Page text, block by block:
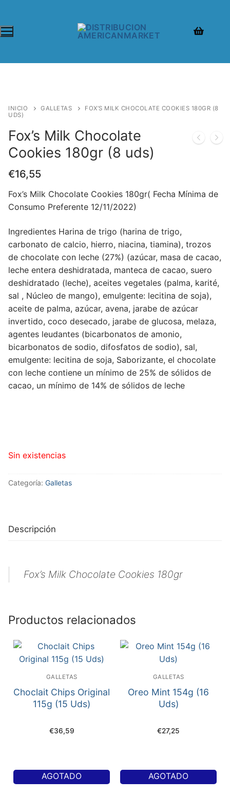
contenido
INICIO GALLETAS
FOX’S MILK CHOCOLATE COOKIES 180GR (8
UDS)
Fox’s Milk Chocolate
Cookies 180gr (8 uds)
€16,55
Fox’s Milk Chocolate Cookies 180gr( Fecha Mínima de
Consumo Preferente 12/11/2022)
Ingredientes Harina de trigo (harina de trigo,
carbonato de calcio, hierro, niacina, tiamina), trozos
de chocolate con leche (27%) (azúcar, masa de cacao,
leche entera deshidratada, manteca de cacao, suero
deshidratado (leche), aceites vegetales (palma, karité,
sal , Núcleo de mango), emulgente: lecitina de soja),
aceite de palma, azúcar, avena, jarabe de azúcar
invertido, coco desecado, jarabe de glucosa, melaza,
agentes leudantes (bicarbonatos de amonio,
bicarbonatos de sodio, difosfatos de sodio), sal,
emulgente: lecitina de soja, Saborizante, el chocolate
con leche contiene un mínimo de 25% de sólidos de
cacao, un mínimo de 14% de sólidos de leche
Sin existencias
Categoría: Galletas
Descripción
Fox’s Milk Chocolate Cookies 180gr
Productos relacionados
GALLETAS
Choclait Chips Original
115g (15 Uds)
€36,59
AGOTADO
GALLETAS
Oreo Mint 154g (16
Uds)
€27,25
AGOTADO